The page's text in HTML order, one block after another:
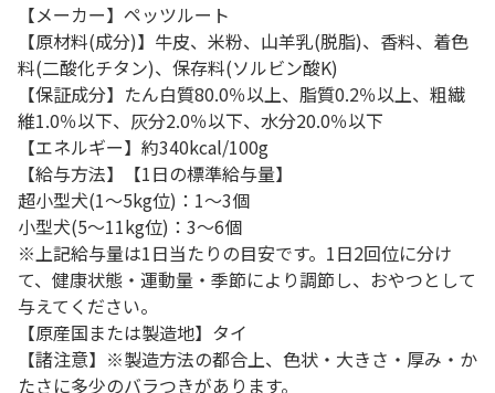
【メーカー】ペッツルート
【原材料(成分)】牛皮、米粉、山羊乳(脱脂)、香料、着色
料(二酸化チタン)、保存料(ソルビン酸K)
【保証成分】たん白質80.0％以上、脂質0.2％以上、粗繊
維1.0％以下、灰分2.0％以下、水分20.0％以下
【エネルギー】約340kcal/100g
【給与方法】【1日の標準給与量】
超小型犬(1～5kg位)：1～3個
小型犬(5～11kg位)：3～6個
※上記給与量は1日当たりの目安です。1日2回位に分け
て、健康状態・運動量・季節により調節し、おやつとして
与えてください。
【原産国または製造地】タイ
【諸注意】※製造方法の都合上、色状・大きさ・厚み・か
たさに多少のバラつきがあります。